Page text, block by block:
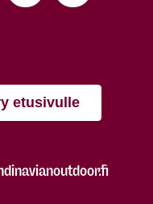
etusivulle